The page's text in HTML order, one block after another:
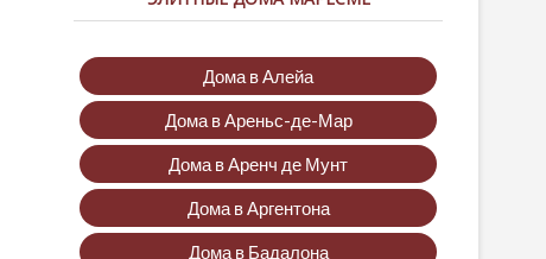
Дома в Алейа
Дома в Ареньс-де-Мар
Дома в Аренч де Мунт
Дома в Аргентона
Дома в Бадалона